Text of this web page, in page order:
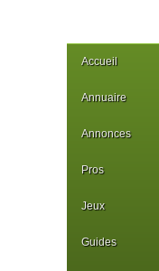
Accueil
Annuaire
Annonces
Pros
Jeux
Guides